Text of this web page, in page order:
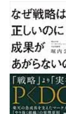
成
があ
マー
10:00